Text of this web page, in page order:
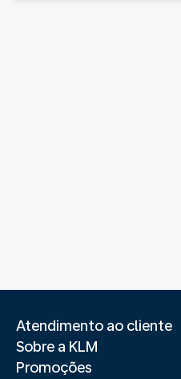
Atendimento ao cliente
Sobre a KLM
Promoções